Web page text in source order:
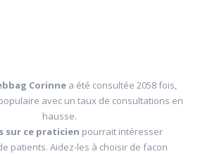
Corinne a été consultée 2058 fois,
avec un taux de consultations en
hausse.
sur ce praticien pourrait intéresser
patients. Aidez-les à choisir de facon